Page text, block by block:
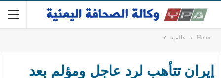
Home عالمية
إيران تتأهب لرد عاجل ومؤلم بعد